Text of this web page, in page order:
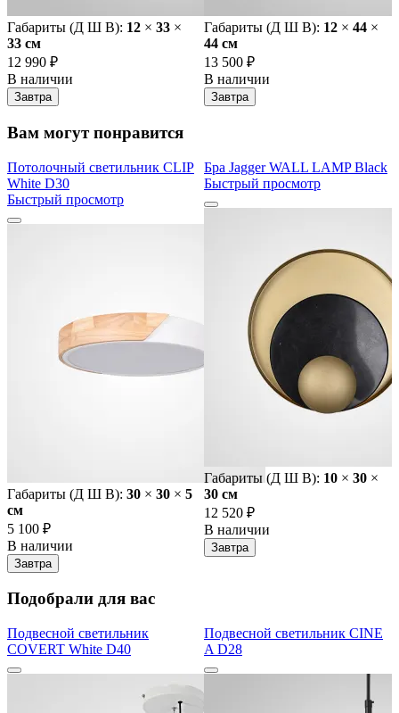
Габариты (Д Ш В): 12 × 33 ×
33 cм
12 990 ₽
В наличии
Завтра
Габариты (Д Ш В): 12 × 44 ×
44 cм
13 500 ₽
В наличии
Завтра
Вам могут понравится
Потолочный светильник CLIP
White D30
Быстрый просмотр
Габариты (Д Ш В): 30 × 30 × 5
cм
5 100 ₽
В наличии
Завтра
Бра Jagger WALL LAMP Black
Быстрый просмотр
Габариты (Д Ш В): 10 × 30 ×
30 cм
12 520 ₽
В наличии
Завтра
Подобрали для вас
Подвесной светильник
COVERT White D40
Подвесной светильник CINE
A D28